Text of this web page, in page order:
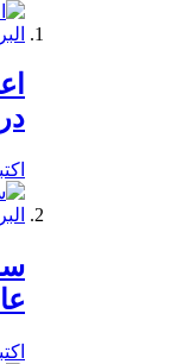
اکتبر
اکتبر